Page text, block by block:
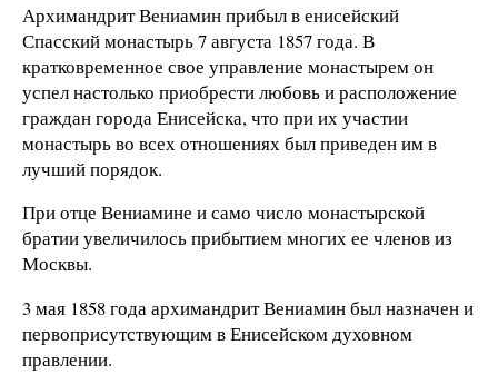
Архимандрит Вениамин прибыл в енисейский
Спасский монастырь 7 августа 1857 года. В
кратковременное свое управление монастырем он
успел настолько приобрести любовь и расположение
граждан города Енисейска, что при их участии
монастырь во всех отношениях был приведен им в
лучший порядок.
При отце Вениамине и само число монастырской
братии увеличилось прибытием многих ее членов из
Москвы.
3 мая 1858 года архимандрит Вениамин был назначен и
первоприсутствующим в Енисейском духовном
правлении.